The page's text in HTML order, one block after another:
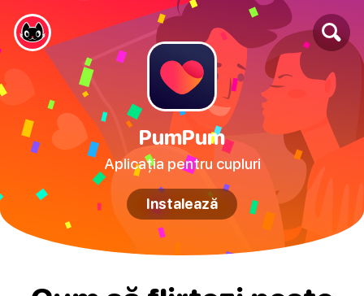
PumPum
Aplicația pentru cupluri
Instalează